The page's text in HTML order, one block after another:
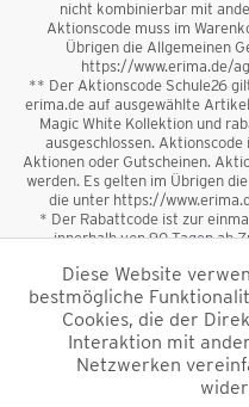
nicht kombinierbar mit
Aktionscode muss im
Übrigen die Allgemeinen
https://www.erima.de/
** Der Aktionscode Schule26
erima.de auf ausgewählte
Magic White Kollektion und
ausgeschlossen.
Aktionen oder Gutscheinen.
werden. Es gelten im Übrigen
die unter https://
* Der Rabattcode ist zur
innerhalb von 90 Tagen ab
sowie Geschenkgutscheine
Rabattcode ist nicht mit
kombinierbar. Der
*Alle Preise verstehen
und ggf.
Diese Website
bestmögliche
Cookies, die der
Interaktion mit
Netzwerken